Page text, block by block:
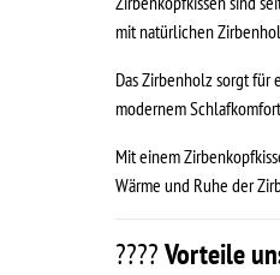
mit natürlichen
Das Zirbenholz sorgt für
modernem
Mit einem
Wärme und Ruhe der
????Vorteile